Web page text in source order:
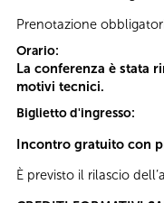
Prenotazione
Orario:
La conferenza è stata
motivi tecnici.
Biglietto d'ingresso:
Incontro gratuito con
È previsto il rilascio